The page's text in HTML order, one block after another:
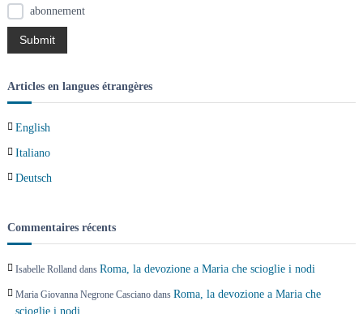
abonnement
Articles en langues étrangères
English
Italiano
Deutsch
Commentaires récents
Isabelle Rollanddans Roma, la devozione a Maria che scioglie i nodi
Maria Giovanna Negrone Cascianodans Roma, la devozione a Maria che
scioglie i nodi